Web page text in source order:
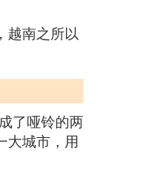
越南之所以
了哑铃的两
大城市，用